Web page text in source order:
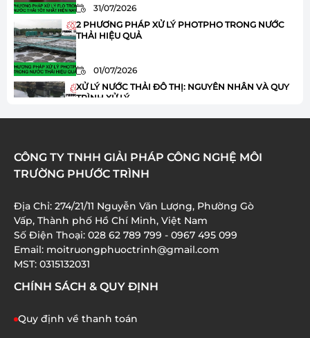
2 PHƯƠNG PHÁP XỬ LÝ PHOTPHO TRONG NƯỚC
01/07/2026
XỬ LÝ NƯỚC THẢI ĐÔ THỊ: NGUYÊN NHÂN VÀ QUY
HÓA CHẤT JAVEN TRONG XỬ LÝ NƯỚC THẢI: ƯU
ĐIỂM VÀ ỨNG DỤNG
01/07/2026
XỬ LÝ AMONI TRONG NƯỚC THẢI: 8 BƯỚC QUAN
TRỌNG BẠN CẦN BIẾT
CÔNG TY TNHH GIẢI PHÁP CÔNG NGHỆ MÔI
Địa Chỉ: 274/21/11 Nguyễn Văn Lượng, Phường Gò
Vấp, Thành phố Hồ Chí Minh, Việt Nam
Số Điện Thoại: 028 62 789 799 - 0967 495 099
Email: moitruongphuoctrinh@gmail.com
CHÍNH SÁCH & QUY ĐỊNH